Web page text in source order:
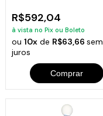
R$592,04
à vista no Pix ou Boleto
ou10x de R$63,66sem
juros
Comprar